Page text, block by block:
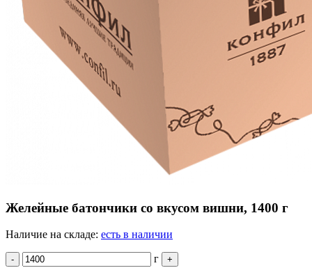
Желейные батончики со вкусом вишни, 1400 г
Наличие на складе: есть в наличии
- г +